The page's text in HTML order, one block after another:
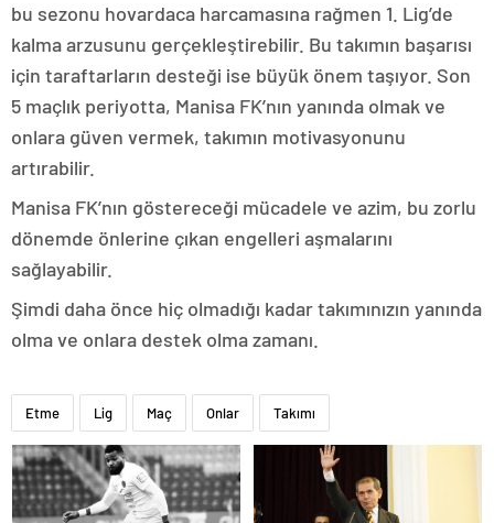
bu sezonu hovardaca harcamasına rağmen 1. Lig’de
kalma arzusunu gerçekleştirebilir. Bu takımın başarısı
için taraftarların desteği ise büyük önem taşıyor. Son
5 maçlık periyotta, Manisa FK’nın yanında olmak ve
onlara güven vermek, takımın motivasyonunu
artırabilir.
Manisa FK’nın göstereceği mücadele ve azim, bu zorlu
dönemde önlerine çıkan engelleri aşmalarını
sağlayabilir.
Şimdi daha önce hiç olmadığı kadar takımınızın yanında
olma ve onlara destek olma zamanı.
Etme Lig Maç Onlar Takımı